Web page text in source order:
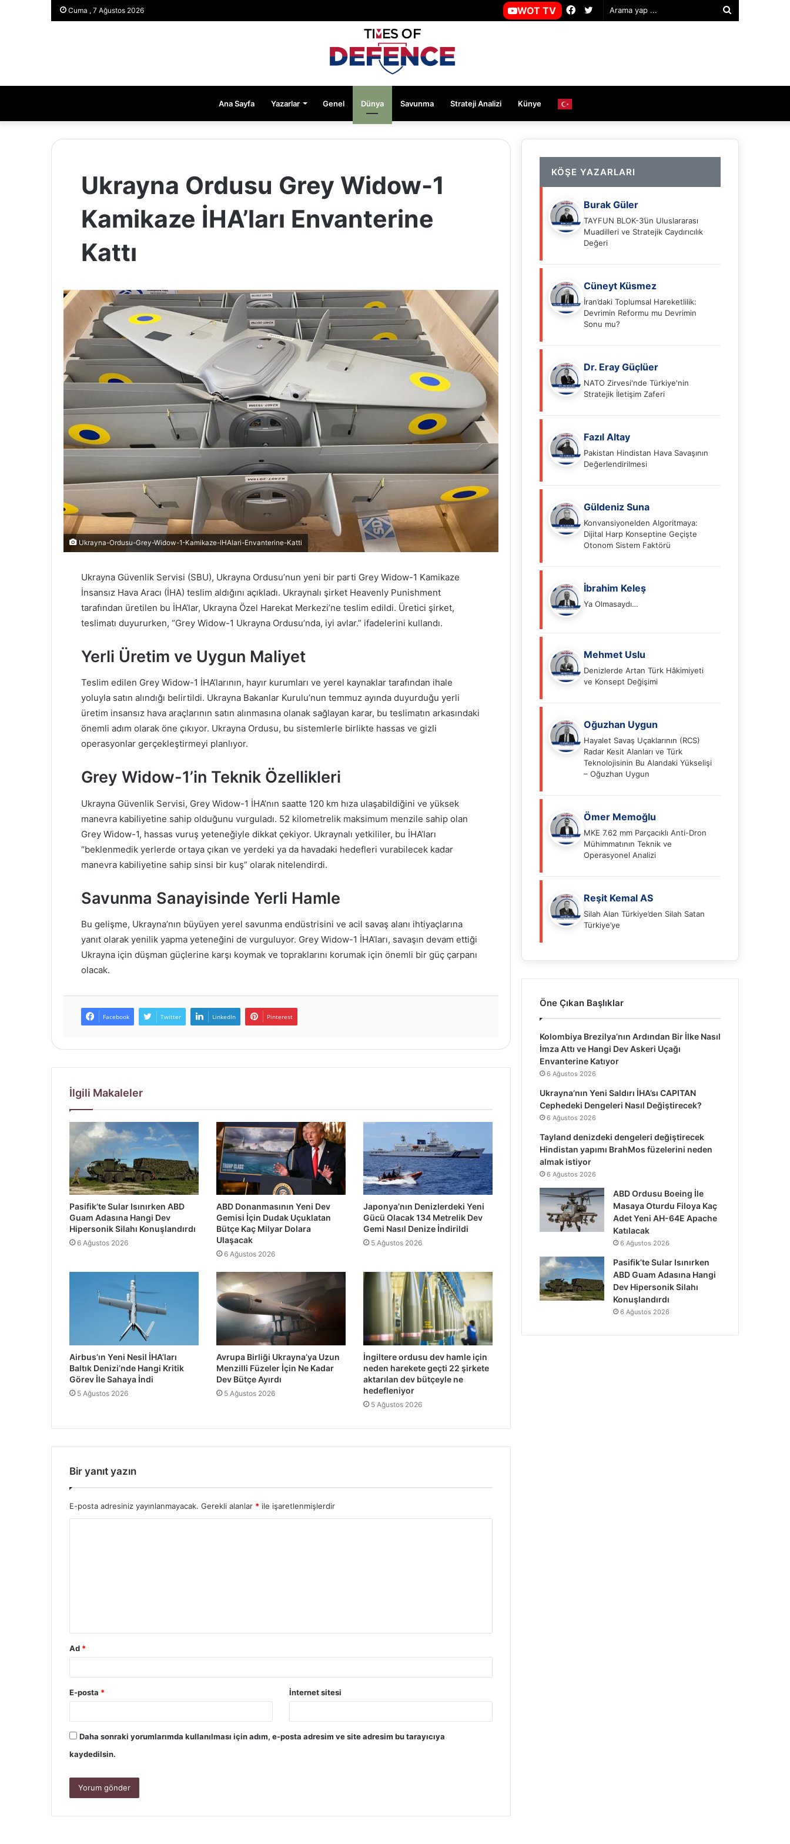
Cuma , 7 Ağustos 2026 Twitter
Facebook
WOT TV
Ana Sayfa Yazarlar Genel Dünya Savunma Strateji Analizi Künye
Ukrayna Ordusu Grey Widow-1
Kamikaze İHA’ları Envanterine
Kattı
Ukrayna-Ordusu-Grey-Widow-1-Kamikaze-IHAlari-Envanterine-Katti
Ukrayna Güvenlik Servisi (SBU), Ukrayna Ordusu’nun yeni bir parti Grey Widow-1 Kamikaze
İnsansız Hava Aracı (İHA) teslim aldığını açıkladı. Ukraynalı şirket Heavenly Punishment
tarafından üretilen bu İHA’lar, Ukrayna Özel Harekat Merkezi’ne teslim edildi. Üretici şirket,
teslimatı duyururken, “Grey Widow-1 Ukrayna Ordusu’nda, iyi avlar.” ifadelerini kullandı.
Yerli Üretim ve Uygun Maliyet
Teslim edilen Grey Widow-1 İHA’larının, hayır kurumları ve yerel kaynaklar tarafından ihale
yoluyla satın alındığı belirtildi. Ukrayna Bakanlar Kurulu’nun temmuz ayında duyurduğu yerli
üretim insansız hava araçlarının satın alınmasına olanak sağlayan karar, bu teslimatın arkasındaki
önemli adım olarak öne çıkıyor. Ukrayna Ordusu, bu sistemlerle birlikte hassas ve gizli
operasyonlar gerçekleştirmeyi planlıyor.
Grey Widow-1’in Teknik Özellikleri
Ukrayna Güvenlik Servisi, Grey Widow-1 İHA’nın saatte 120 km hıza ulaşabildiğini ve yüksek
manevra kabiliyetine sahip olduğunu vurguladı. 52 kilometrelik maksimum menzile sahip olan
Grey Widow-1, hassas vuruş yeteneğiyle dikkat çekiyor. Ukraynalı yetkililer, bu İHA’ları
“beklenmedik yerlerde ortaya çıkan ve yerdeki ya da havadaki hedefleri vurabilecek kadar
manevra kabiliyetine sahip sinsi bir kuş” olarak nitelendirdi.
Savunma Sanayisinde Yerli Hamle
Bu gelişme, Ukrayna’nın büyüyen yerel savunma endüstrisini ve acil savaş alanı ihtiyaçlarına
yanıt olarak yenilik yapma yeteneğini de vurguluyor. Grey Widow-1 İHA’ları, savaşın devam ettiği
Ukrayna için düşman güçlerine karşı koymak ve topraklarını korumak için önemli bir güç çarpanı
olacak.
Facebook Twitter LinkedIn Pinterest
İlgili Makaleler
Pasifik’te Sular Isınırken ABD
Guam Adasına Hangi Dev
Hipersonik Silahı Konuşlandırdı
6 Ağustos 2026
ABD Donanmasının Yeni Dev
Gemisi İçin Dudak Uçuklatan
Bütçe Kaç Milyar Dolara
Ulaşacak
6 Ağustos 2026
Japonya’nın Denizlerdeki Yeni
Gücü Olacak 134 Metrelik Dev
Gemi Nasıl Denize İndirildi
5 Ağustos 2026
Airbus’ın Yeni Nesil İHA’ları
Baltık Denizi’nde Hangi Kritik
Görev İle Sahaya İndi
5 Ağustos 2026
Avrupa Birliği Ukrayna’ya Uzun
Menzilli Füzeler İçin Ne Kadar
Dev Bütçe Ayırdı
5 Ağustos 2026
İngiltere ordusu dev hamle için
neden harekete geçti 22 şirkete
aktarılan dev bütçeyle ne
hedefleniyor
5 Ağustos 2026
Bir yanıt yazın
E-posta adresiniz yayınlanmayacak. Gerekli alanlar * ile işaretlenmişlerdir
Ad *
E-posta * İnternet sitesi
Daha sonraki yorumlarımda kullanılması için adım, e-posta adresim ve site adresim bu tarayıcıya
kaydedilsin.
KÖŞE YAZARLARI
Burak Güler
TAYFUN BLOK-3’ün Uluslararası
Muadilleri ve Stratejik Caydırıcılık
Değeri
Cüneyt Küsmez
İran’daki Toplumsal Hareketlilik:
Devrimin Reformu mu Devrimin
Sonu mu?
Dr. Eray Güçlüer
NATO Zirvesi'nde Türkiye'nin
Stratejik İletişim Zaferi
Fazıl Altay
Pakistan Hindistan Hava Savaşının
Değerlendirilmesi
Güldeniz Suna
Konvansiyonelden Algoritmaya:
Dijital Harp Konseptine Geçişte
Otonom Sistem Faktörü
İbrahim Keleş
Ya Olmasaydı…
Mehmet Uslu
Denizlerde Artan Türk Hâkimiyeti
ve Konsept Değişimi
Oğuzhan Uygun
Hayalet Savaş Uçaklarının (RCS)
Radar Kesit Alanları ve Türk
Teknolojisinin Bu Alandaki Yükselişi
– Oğuzhan Uygun
Ömer Memoğlu
MKE 7.62 mm Parçacıklı Anti-Dron
Mühimmatının Teknik ve
Operasyonel Analizi
Reşit Kemal AS
Silah Alan Türkiye’den Silah Satan
Türkiye’ye
Öne Çıkan Başlıklar
Kolombiya Brezilya’nın Ardından Bir İlke Nasıl
İmza Attı ve Hangi Dev Askeri Uçağı
Envanterine Katıyor
6 Ağustos 2026
Ukrayna’nın Yeni Saldırı İHA’sı CAPITAN
Cephedeki Dengeleri Nasıl Değiştirecek?
6 Ağustos 2026
Tayland denizdeki dengeleri değiştirecek
Hindistan yapımı BrahMos füzelerini neden
almak istiyor
6 Ağustos 2026
ABD Ordusu Boeing İle
Masaya Oturdu Filoya Kaç
Adet Yeni AH-64E Apache
Katılacak
6 Ağustos 2026
Pasifik’te Sular Isınırken
ABD Guam Adasına Hangi
Dev Hipersonik Silahı
Konuşlandırdı
6 Ağustos 2026